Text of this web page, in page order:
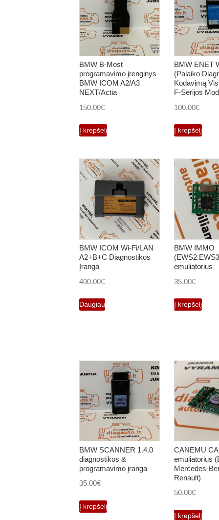
BMW B-Most
programavimo įrenginys
BMW ICOM A2/A3
NEXT/Actia
150.00€
Į krepšelį
BMW ENET
(Palaiko
Kodavimą
F-Serijos
100.00€
Į krepšelį
BMW ICOM Wi-Fi/LAN
A2+B+C Diagnostikos
Įranga
400.00€
Daugiau
BMW IMMO
emuliatorius
35.00€
Į krepšelį
BMW SCANNER 1.4.0
diagnostikos &
programavimo įranga
35.00€
Į krepšelį
CANEMU
emuliatorius
Mercedes-
Renault)
50.00€
Į krepšelį